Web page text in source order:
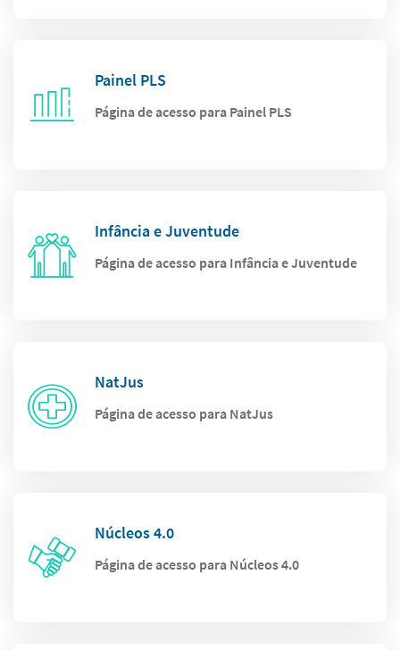
Painel PLS
Página de acesso para Painel PLS
Infância e Juventude
Página de acesso para Infância e Juventude
NatJus
Página de acesso para NatJus
Núcleos 4.0
Página de acesso para Núcleos 4.0